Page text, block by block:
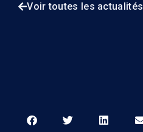
Voir toutes les actualités